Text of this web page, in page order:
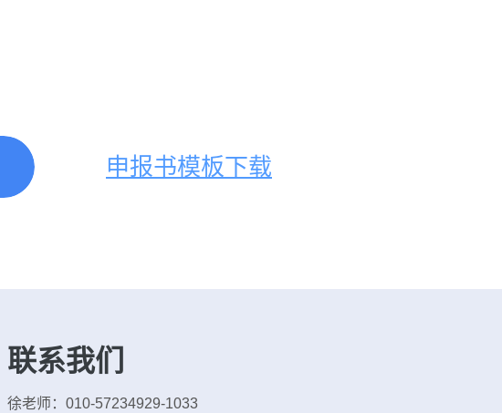
申报书模板下载
联系我们
徐老师：010-57234929-1033